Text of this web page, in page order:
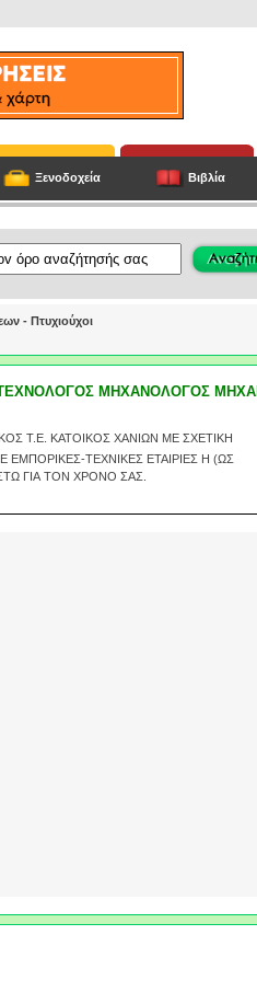
Ξενοδοχεία Βιβλία
- Πτυχιούχοι
ΜΗΧΑΝΟΛΟΓΟΣ
Τ.Ε. ΚΑΤΟΙΚΟΣ ΧΑΝΙΩΝ ΜΕ ΣΧΕΤΙΚΗ
ΤΕΧΝΙΚΕΣ ΕΤΑΙΡΙΕΣ Η (ΩΣ
ΓΡΑΦΕΙΟΥ). ΣΑΣ ΕΥΧΑΡΙΣΤΩ ΓΙΑ ΤΟΝ ΧΡΟΝΟ ΣΑΣ.